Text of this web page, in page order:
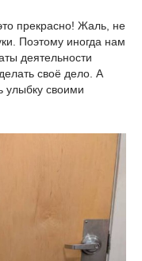
прекрасно! Жаль, не
Поэтому иногда нам
деятельности
своё дело. А
улыбку своими